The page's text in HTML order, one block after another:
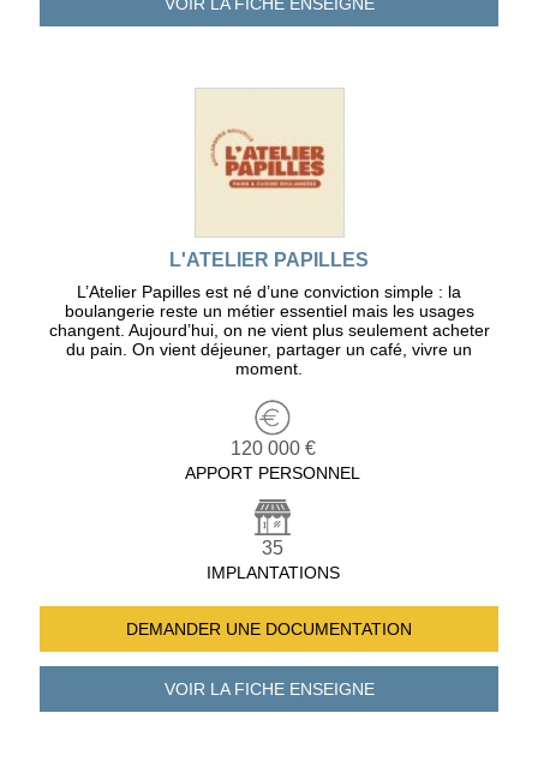
VOIR LA FICHEENSEIGNE
L'ATELIER PAPILLES
L’Atelier Papilles est né d’une conviction simple : la
boulangerie reste un métier essentiel mais les usages
changent. Aujourd’hui, on ne vient plus seulement acheter
du pain. On vient déjeuner, partager un café, vivre un
moment.
120 000 €
APPORT PERSONNEL
35
IMPLANTATIONS
DEMANDER UNE DOCUMENTATION
VOIR LA FICHEENSEIGNE